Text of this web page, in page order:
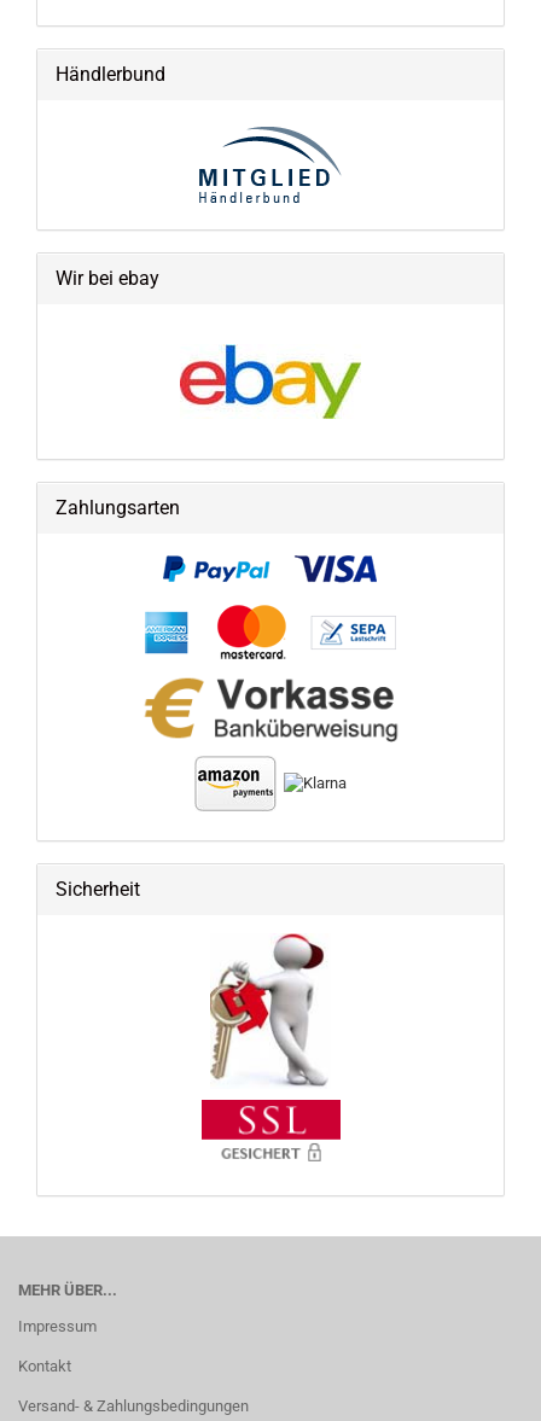
Händlerbund
Wir bei ebay
Zahlungsarten
Sicherheit
MEHR ÜBER...
Impressum
Kontakt
Versand- & Zahlungsbedingungen